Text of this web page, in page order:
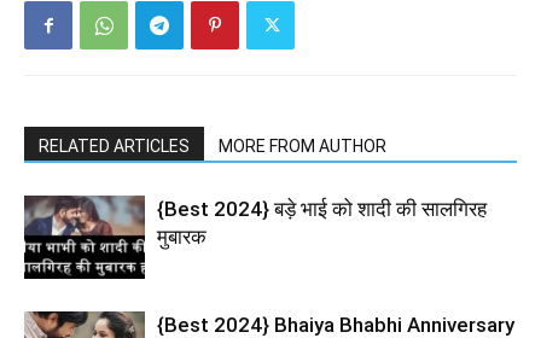
RELATED ARTICLES MORE FROM AUTHOR
{Best 2024} बड़े भाई को शादी की सालगिरह
मुबारक
{Best 2024} Bhaiya Bhabhi Anniversary